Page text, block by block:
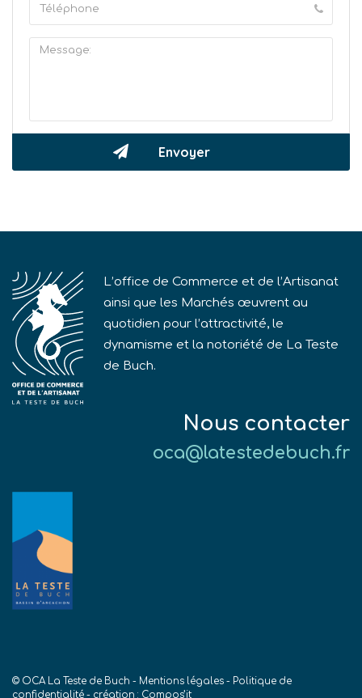
L’office de Commerce et de l’Artisanat
ainsi que les Marchés œuvrent au
quotidien pour l’attractivité, le
dynamisme et la notoriété de La Teste
de Buch.
Nous contacter
oca@latestedebuch.fr
© OCA La Teste de Buch - Mentions légales - Politique de
confidentialité - création : Compos’it